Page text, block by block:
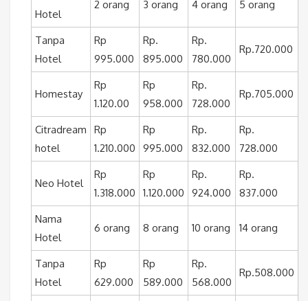
Hotel
2 orang 3 orang 4 orang 5 orang
Tanpa
Hotel
Rp
995.000
Rp.
895.000
Rp.
780.000
Rp.720.000
Homestay
Rp
1.120.00
Rp
958.000
Rp.
728.000
Rp.705.000
Citradream
hotel
Rp
1.210.000
Rp
995.000
Rp.
832.000
Rp.
728.000
Neo Hotel
Rp
1.318.000
Rp
1.120.000
Rp.
924.000
Rp.
837.000
Nama
Hotel
6 orang 8 orang 10 orang 14 orang
Tanpa
Hotel
Rp
629.000
Rp
589.000
Rp.
568.000
Rp.508.000